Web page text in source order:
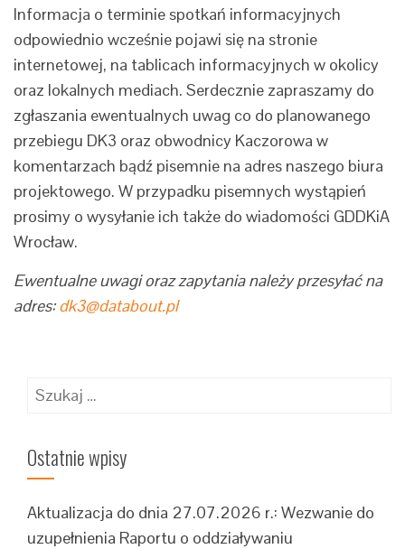
Informacja o terminie spotkań informacyjnych
odpowiednio wcześnie pojawi się na stronie
internetowej, na tablicach informacyjnych w okolicy
oraz lokalnych mediach. Serdecznie zapraszamy do
zgłaszania ewentualnych uwag co do planowanego
przebiegu DK3 oraz obwodnicy Kaczorowa w
komentarzach bądź pisemnie na adres naszego biura
projektowego. W przypadku pisemnych wystąpień
prosimy o wysyłanie ich także do wiadomości GDDKiA
Wrocław.
Ewentualne uwagi oraz zapytania należy przesyłać na
adres:dk3@databout.pl
Szukaj:
Ostatnie wpisy
Aktualizacja do dnia 27.07.2026 r.: Wezwanie do
uzupełnienia Raportu o oddziaływaniu